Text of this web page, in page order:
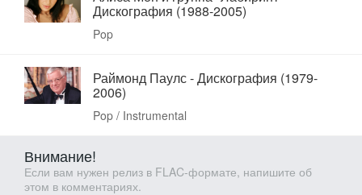
Дискография (1988-2005)
Pop
Раймонд Паулс - Дискография (1979-
2006)
Pop / Instrumental
Внимание!
Если вам нужен релиз в FLAC-формате, напишите об
этом в комментариях.